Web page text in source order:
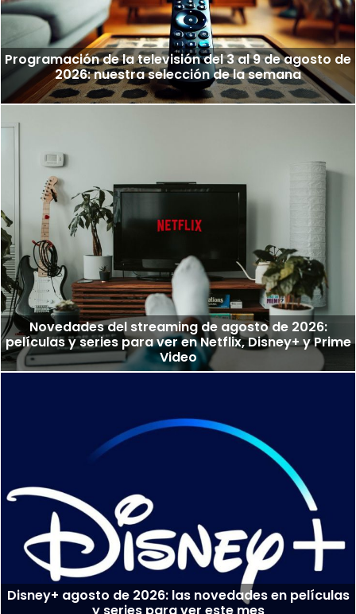
Programación de la televisión del 3 al 9 de agosto de
2026: nuestra selección de la semana
Novedades del streaming de agosto de 2026:
películas y series para ver en Netflix, Disney+ y Prime
Video
Disney+ agosto de 2026: las novedades en películas
y series para ver este mes